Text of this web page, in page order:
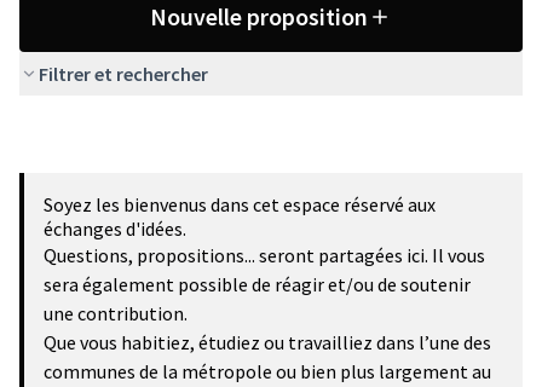
Nouvelle proposition
Filtrer et rechercher
Soyez les bienvenus dans cet espace réservé aux
échanges d'idées.
Questions, propositions... seront partagées ici. Il vous
sera également possible de réagir et/ou de soutenir
une contribution.
Que vous habitiez, étudiez ou travailliez dans l’une des
communes de la métropole ou bien plus largement au